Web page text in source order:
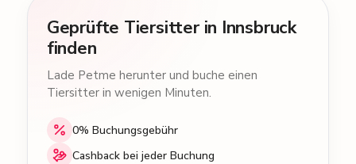
Geprüfte Tiersitter in Innsbruck
finden
Lade Petme herunter und buche einen
Tiersitter in wenigen Minuten.
0% Buchungsgebühr
Cashback bei jeder Buchung